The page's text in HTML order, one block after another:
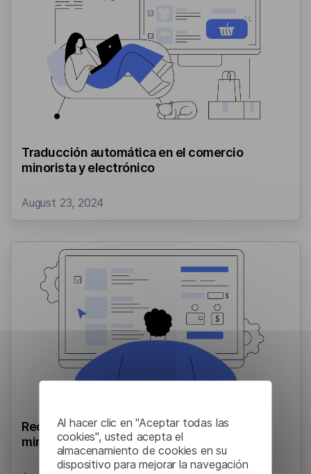
Al hacer clic en "Aceptar todas las
cookies", usted acepta el
almacenamiento de cookies en su
dispositivo para mejorar la navegación
Traducción automática en el comercio
minorista y electrónico
August 23, 2024
Reconocimiento de voz para comercio
minorista y electrónico